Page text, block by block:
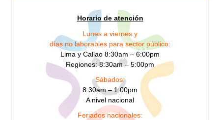
Horario de atención
Lunes a viernes y
días no laborables para sector público:
Lima y Callao 8:30am – 6:00pm
Regiones: 8:30am – 5:00pm
Sábados:
8:30am – 1:00pm
A nivel nacional
Feriados nacionales: